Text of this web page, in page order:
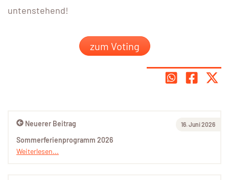
untenstehend!
zum Voting
Neuerer Beitrag 16. Juni 2026
Sommerferienprogramm 2026
Weiterlesen...